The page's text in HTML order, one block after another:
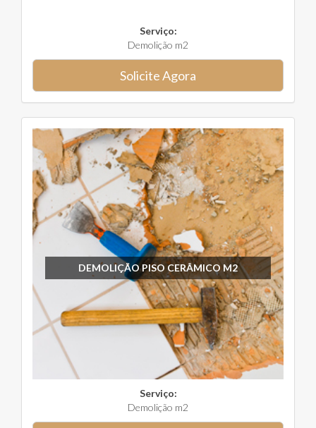
Serviço:
Demolição m2
Solicite Agora
DEMOLIÇÃO PISO CERÂMICO M2
Serviço:
Demolição m2